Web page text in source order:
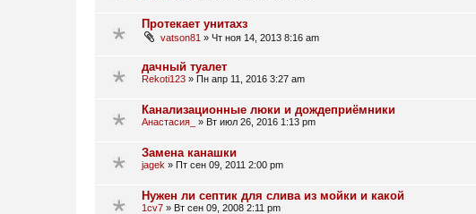
Протекает унитахз
vatson81 » Чт ноя 14, 2013 8:16 am
дачный туалет
Rekoti123 » Пн апр 11, 2016 3:27 am
Канализационные люки и дождеприёмники
Анастасия_ » Вт июл 26, 2016 1:13 pm
Замена канашки
jagek » Пт сен 09, 2011 2:00 pm
Нужен ли септик для слива из мойки и какой
1cv7 » Вт сен 09, 2008 2:11 pm